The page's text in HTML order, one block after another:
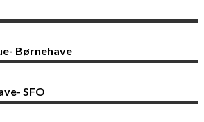
Børnehave
SFO